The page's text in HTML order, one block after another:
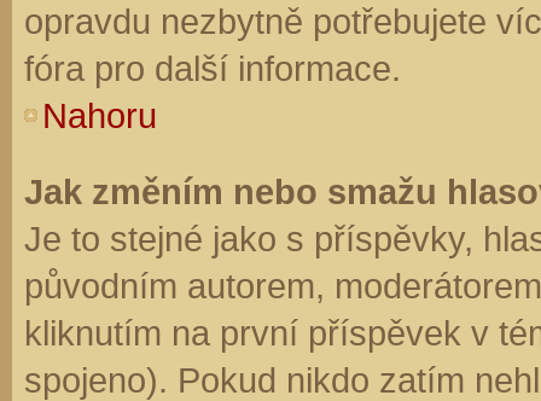
opravdu nezbytně potřebujete
fóra pro další informace.
Nahoru
Jak změním nebo smažu
Je to stejné jako s příspěvky,
původním autorem,
kliknutím na první příspěvek v
spojeno). Pokud nikdo zatím